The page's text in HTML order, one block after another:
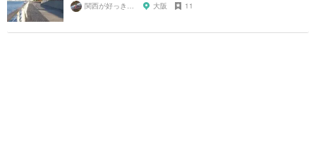
関西が好っきゃねん 大阪 11